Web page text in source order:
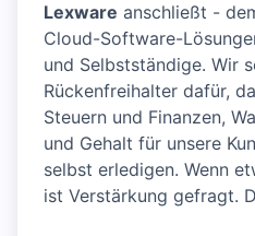
Lexware anschließt -
Cloud-Software-
und Selbstständige. Wir
Rückenfreihalter dafür,
Steuern und Finanzen,
und Gehalt für unsere
selbst erledigen. Wenn
ist Verstärkung gefragt.